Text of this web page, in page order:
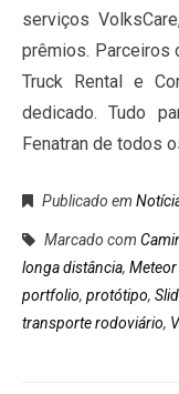
serviços
prêmios. Parceiros
Truck Rental e
dedicado. Tudo
Fenatran de todos
Publicado em
Marcado com
longa distância,
portfolio, protótipo,
transporte rodoviário,